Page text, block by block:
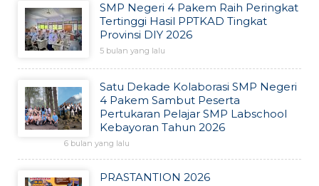
SMP Negeri 4 Pakem Raih Peringkat
Tertinggi Hasil PPTKAD Tingkat
Provinsi DIY 2026
5 bulan yang lalu
Satu Dekade Kolaborasi SMP Negeri
4 Pakem Sambut Peserta
Pertukaran Pelajar SMP Labschool
Kebayoran Tahun 2026
6 bulan yang lalu
PRASTANTION 2026